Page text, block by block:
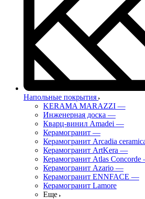
Напольные покрытия
KERAMA MARAZZI —
Инженерная доска —
Кварц-винил Amadei —
Керамогранит —
Керамогранит Arcadia
Керамогранит ArtKera —
Керамогранит Atlas Concorde
Керамогранит Azario —
Керамогранит ENNFACE —
Керамогранит Lamore
Еще